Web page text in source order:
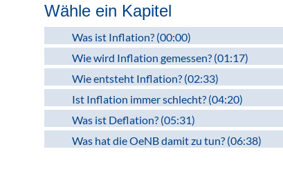
Wähle ein Kapitel
Was ist Inflation? (00:00)
Wie wird Inflation gemessen? (01:17)
Wie entsteht Inflation? (02:33)
Ist Inflation immer schlecht? (04:20)
Was ist Deflation? (05:31)
Was hat die OeNB damit zu tun? (06:38)